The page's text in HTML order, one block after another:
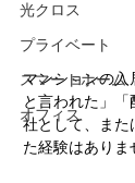
光クロス
プライベート
スマートホーム
オフィス
マンションの入
と言われた」
社として、また
た経験はありま